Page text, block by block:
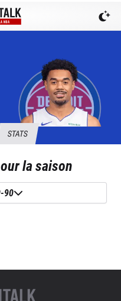
STATS
la saison
90